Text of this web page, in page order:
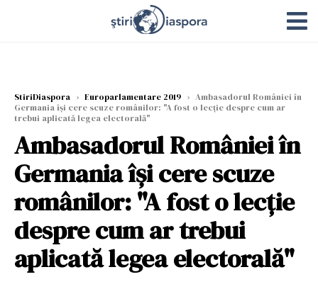
StiriDiaspora › Europarlamentare 2019 › Ambasadorul României în
Germania îşi cere scuze românilor: "A fost o lecţie despre cum ar
trebui aplicată legea electorală"
Ambasadorul României în
Germania îşi cere scuze
românilor: "A fost o lecţie
despre cum ar trebui
aplicată legea electorală"